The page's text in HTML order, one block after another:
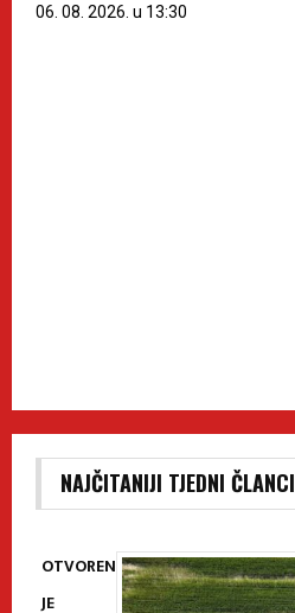
06. 08. 2026. u 13:30
NAJČITANIJI TJEDNI ČLANCI
OTVOREN
JE